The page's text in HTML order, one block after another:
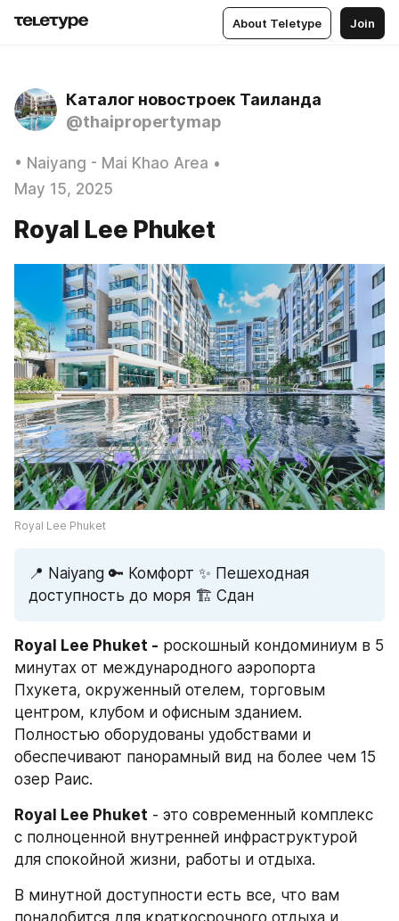
About Teletype Join
Каталог новостроек Таиланда
@thaipropertymap
• Naiyang - Mai Khao Area •
May 15, 2025
Royal Lee Phuket
Royal Lee Phuket
📍 Naiyang 🔑 Комфорт ✨ Пешеходная
доступность до моря 🏗️ Сдан
Royal Lee Phuket - роскошный кондоминиум в 5
минутах от международного аэропорта
Пхукета, окруженный отелем, торговым
центром, клубом и офисным зданием.
Полностью оборудованы удобствами и
обеспечивают панорамный вид на более чем 15
озер Раис.
Royal Lee Phuket - это современный комплекс
с полноценной внутренней инфраструктурой
для спокойной жизни, работы и отдыха.
В минутной доступности есть все, что вам
понадобится для краткосрочного отдыха и